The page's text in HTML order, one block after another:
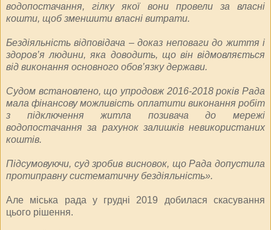
водопостачання, гілку якої вони провели за власні
кошти, щоб зменшити власні витрати.
Бездіяльність відповідача – доказ неповаги до життя і
здоров’я людини, яка доводить, що він відмовляється
від виконання основного обов’язку держави.
Судом встановлено, що упродовж 2016-2018 років Рада
мала фінансову можливість оплатити виконання робіт
з підключення житла позивача до мережі
водопостачання за рахунок залишків невикористаних
коштів.
Підсумовуючи, суд зробив висновок, що Рада допустила
протиправну систематичну бездіяльність».
Але міська рада у грудні 2019 добилася скасування
цього рішення.